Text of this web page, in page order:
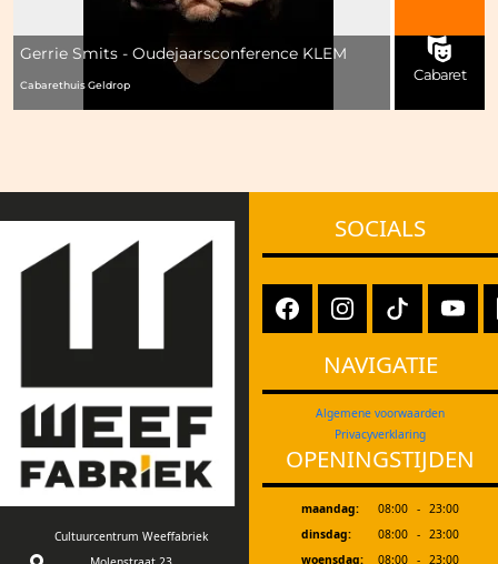
Gerrie Smits - Oudejaarsconference KLEM
Cabarethuis Geldrop
Cabaret
Cultuurcentrum Weeffabriek
SOCIALS
NAVIGATIE
Algemene voorwaarden
Privacyverklaring
OPENINGSTIJDEN
maandag: 08:00 - 23:00
dinsdag:
08:00 - 23:00
woensdag:
08:00 - 23:00